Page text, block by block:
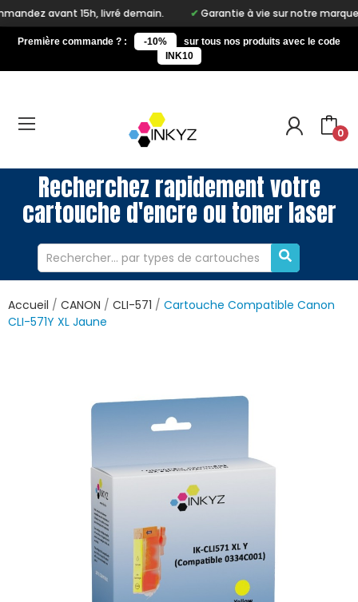
livré demain. Garantie à vie sur notre marque Inkyz
Première commande ? : -10%
sur tous nos produits avec le code
INK10
0
Recherchez rapidement votre
cartouche d'encre ou toner laser
Accueil CANON CLI-571
Cartouche Compatible Canon
CLI-571Y XL Jaune